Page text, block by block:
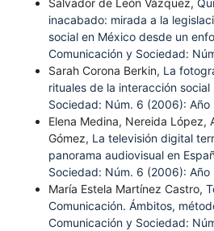
Salvador de León Vázquez,
inacabado: mirada a la
social en México desde un
Comunicación y Sociedad:
Sarah Corona Berkin, La
rituales de la interacción social
Sociedad: Núm. 6 (2006): Año
Elena Medina, Nereida López,
Gómez, La televisión digital
panorama audiovisual en
Sociedad: Núm. 6 (2006): Año
María Estela Martínez Castro,
Comunicación. Ámbitos,
Comunicación y Sociedad: